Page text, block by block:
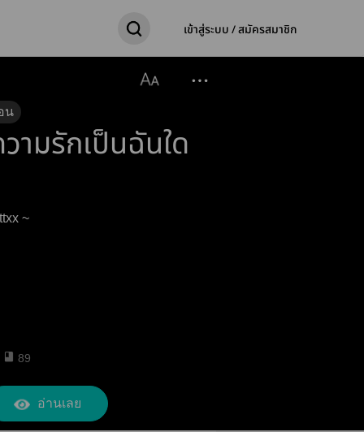
เข้าสู่ระบบ / สมัครสมาชิก
น
มรักเป็นฉันใด
~
89
อ่านเลย